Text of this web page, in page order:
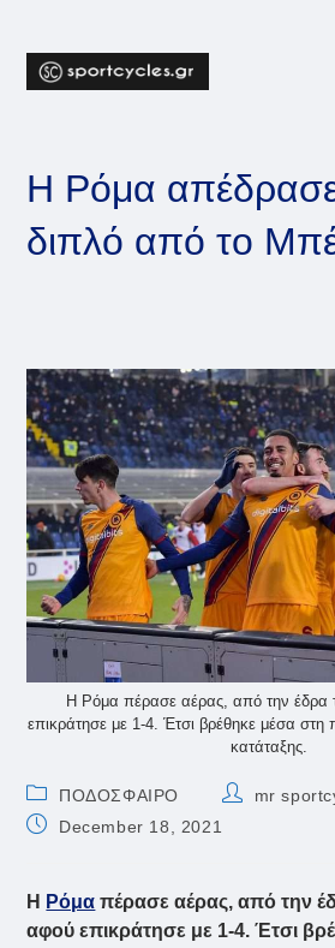
content
Η Ρόμα
διπλό από το
Η Ρόμα πέρασε αέρας, από την έδρα
επικράτησε με 1-4. Έτσι βρέθηκε μέσα στη
κατάταξης.
Post
category:
ΠΟΔΟΣΦΑΙΡΟ
Postmr
PostDecember 18, 2021
Η Ρόμα πέρασε αέρας, από την
αφού επικράτησε με 1-4. Έτσι